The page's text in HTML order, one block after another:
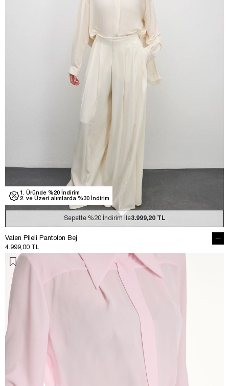
1. Üründe %20 İndirim
2. ve Üzeri alımlarda %30 İndirim
Sepette %20 İndirim İle3.999,20 TL
Valen Pileli Pantolon Bej
4.999,00 TL